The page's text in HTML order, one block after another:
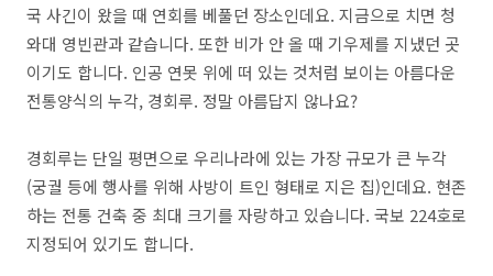
국 사긴이 왔을 때 연회를 베풀던 장소인데요. 지금으로 치면 청
와대 영빈관과 같습니다. 또한 비가 안 올 때 기우제를 지냈던 곳
이기도 합니다. 인공 연못 위에 떠 있는 것처럼 보이는 아름다운
전통양식의 누각, 경회루. 정말 아름답지 않나요?
경회루는 단일 평면으로 우리나라에 있는 가장 규모가 큰 누각
(궁궐 등에 행사를 위해 사방이 트인 형태로 지은 집)인데요. 현존
하는 전통 건축 중 최대 크기를 자랑하고 있습니다. 국보 224호로
지정되어 있기도 합니다.